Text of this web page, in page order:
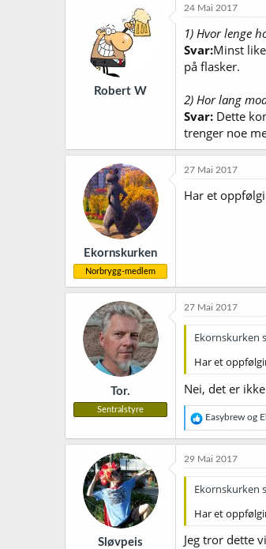
Robert W
24 Mai 2017
1) Hvor lenge
Svar:Minst
på flasker.
2) Hor lang
Svar: Dette
trenger noe
Ekornskurken
Norbrygg-medlem
27 Mai 2017
Har et
Tor.
Sentralstyre
27 Mai 2017
Ekornskurken
Har et
Nei, det er
R
e
a
k
j
o
e
:
Easybrew og
Sløvpeis
29 Mai 2017
Ekornskurken
Har et
Jeg tror dette